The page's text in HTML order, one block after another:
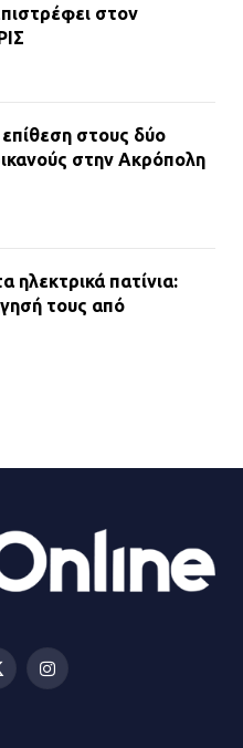
στον
στους δύο
στην Ακρόπολη
ηλεκτρικά πατίνια:
τους από
έσπασε
μπήκε μέσα σε μαγαζί
Instagram